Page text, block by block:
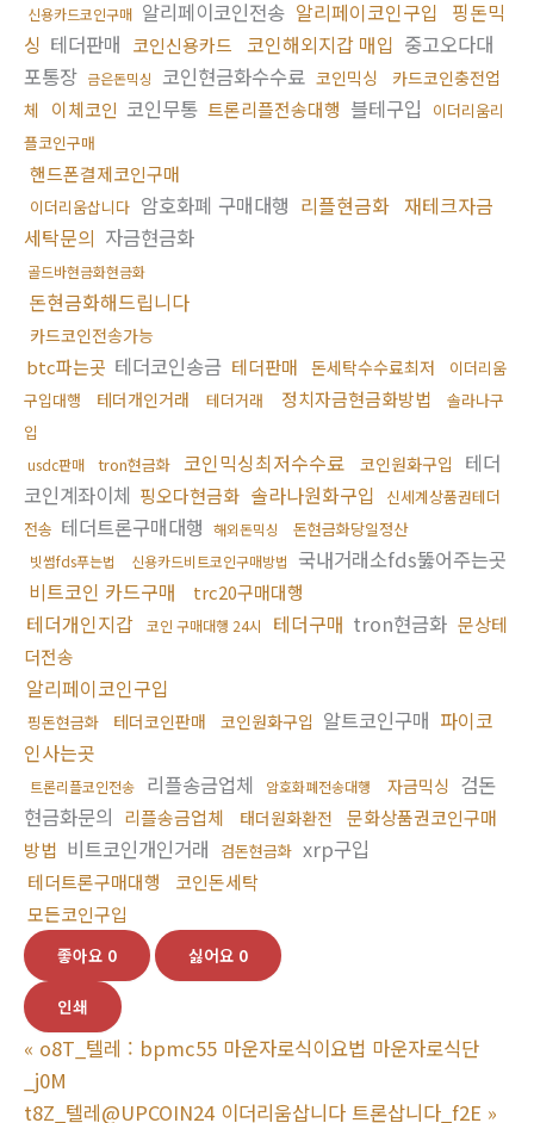
신용카드코인구매 알리페이코인전송 알리페이코인구입 핑돈믹
싱 테더판매 코인신용카드 코인해외지갑 매입 중고오다대
포통장 금은돈믹싱 코인현금화수수료 코인믹싱
카드코인충전업
체
이체코인 코인무통 트론리플전송대행 블테구입
이더리움리
플코인구매
핸드폰결제코인구매
이더리움삽니다 암호화폐 구매대행 리플현금화 재테크자금
세탁문의 자금현금화
골드바현금화현금화
돈현금화해드립니다
카드코인전송가능
btc파는곳 테더코인송금 테더판매 돈세탁수수료최저
이더리움
구입대행
테더개인거래 테더거래 정치자금현금화방법
솔라나구
입
usdc판매 tron현금화 코인믹싱최저수수료 코인원화구입
테더
코인계좌이체 핑오다현금화 솔라나원화구입
신세계상품권테더
전송 테더트론구매대행 해외돈믹싱 돈현금화당일정산
빗썸fds푸는법 신용카드비트코인구매방법
국내거래소fds뚫어주는곳
비트코인 카드구매
trc20구매대행
테더개인지갑 코인 구매대행 24시 테더구매 tron현금화 문상테
더전송
알리페이코인구입
핑돈현금화 테더코인판매 코인원화구입 알트코인구매 파이코
인사는곳
트론리플코인전송 리플송금업체 암호화폐전송대행 자금믹싱 검돈
현금화문의 리플송금업체 태더원화환전
문화상품권코인구매
방법 비트코인개인거래 검돈현금화 xrp구입
테더트론구매대행
코인돈세탁
모든코인구입
좋아요 0 싫어요 0
인쇄
« o8T_텔레 : bpmc55 마운자로식이요법 마운자로식단
_j0M
t8Z_텔레@UPCOIN24 이더리움삽니다 트론삽니다_f2E »